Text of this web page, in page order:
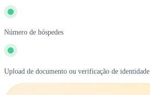
Número de hóspedes
Upload de documento ou verificação de identidade